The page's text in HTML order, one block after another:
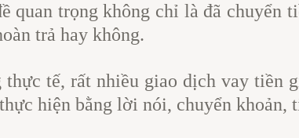
quan trọng không chỉ là đã chuyển
trả hay không.
thực tế, rất nhiều giao dịch vay tiền
hiện bằng lời nói, chuyển khoản,